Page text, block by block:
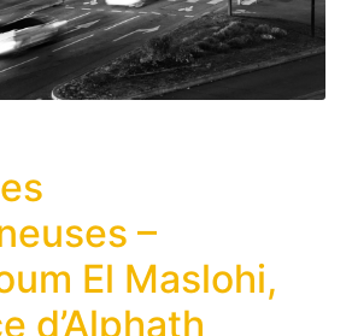
–
El Maslohi,
d’Alphath